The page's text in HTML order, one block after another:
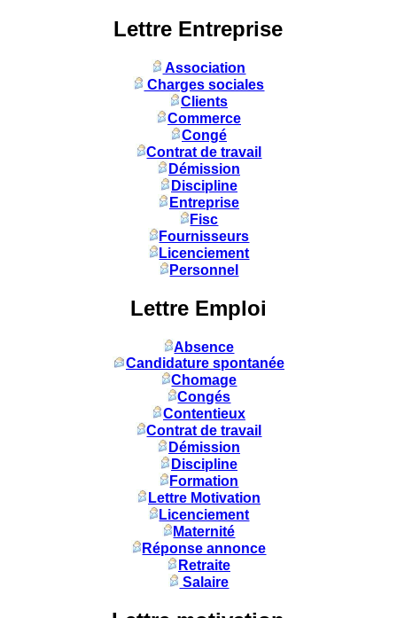
Lettre Entreprise
Association
Charges sociales
Clients
Commerce
Congé
Contrat de travail
Démission
Discipline
Entreprise
Fisc
Fournisseurs
Licenciement
Personnel
Lettre Emploi
Absence
Candidature spontanée
Chomage
Congés
Contentieux
Contrat de travail
Démission
Discipline
Formation
Lettre Motivation
Licenciement
Maternité
Réponse annonce
Retraite
Salaire